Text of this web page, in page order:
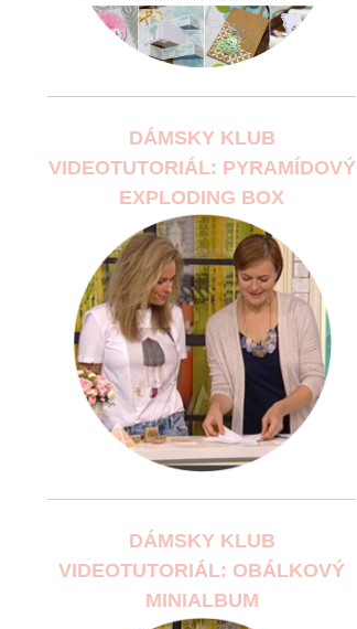
DÁMSKY KLUB
VIDEOTUTORIÁL: PYRAMÍDOVÝ
EXPLODING BOX
DÁMSKY KLUB
VIDEOTUTORIÁL: OBÁLKOVÝ
MINIALBUM